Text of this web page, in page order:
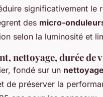
significativement le
des micro-
selon la luminosité et
nettoyage, durée de
fondé sur un
de préserver la